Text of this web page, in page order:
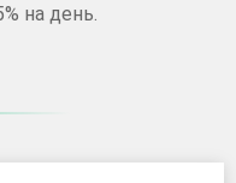
на день.